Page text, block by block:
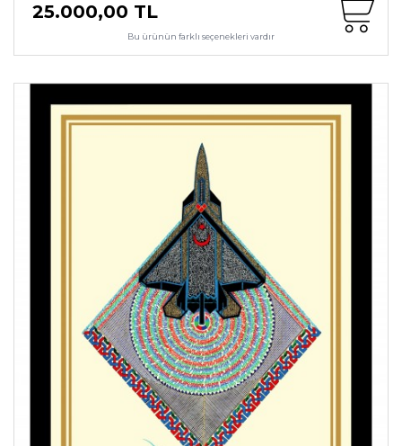
25.000,00 TL
Bu ürünün farklı seçenekleri vardır